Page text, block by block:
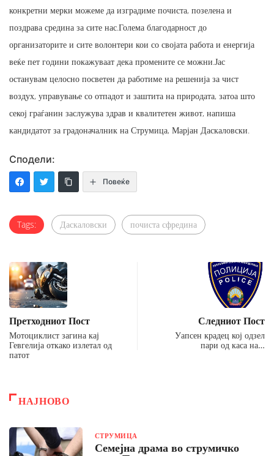
конкретни мерки можеме да изградиме почиста, позелена и
поздрава средина за сите нас.Голема благодарност до
организаторите и сите волонтери кои со својата работа и енергија
веќе пет години покажуваат дека промените се можни.Јас
останувам целосно посветен да работиме на решенија за чист
воздух, управување со отпадот и заштита на природата, затоа што
секој граѓанин заслужува здрав и квалитетен живот, напиша
кандидатот за градоначалник на Струмица, Марјан Даскаловски.
Сподели:
Повеќе
Tags: Даскаловски почиста сфредина
Претходниот Пост
Мотоциклист загина кај
Гевгелија откако излетал од
патот
Следниот Пост
Уапсен крадец кој одзел
пари од каса на…
НАЈНОВО
СТРУМИЦА
Семејна драма во струмичко